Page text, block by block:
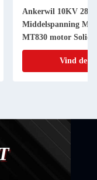
Ankerwil 10KV
Middelspanning
MT830 motor Solid
apparaat kast
Vind de